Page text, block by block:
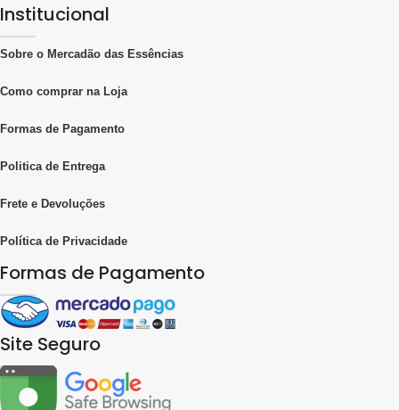
Institucional
Sobre o Mercadão das Essências
Como comprar na Loja
Formas de Pagamento
Politica de Entrega
Frete e Devoluções
Política de Privacidade
Formas de Pagamento
Site Seguro